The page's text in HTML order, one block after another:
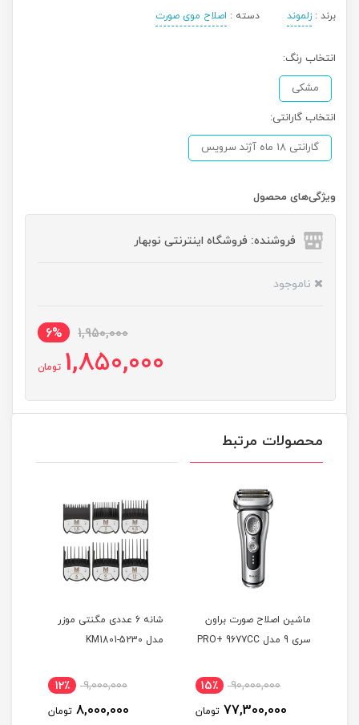
برند : زلموند دسته : اصلاح موی صورت
انتخاب رنگ:
مشکی
انتخاب گارانتی:
گارانتی 18 ماه آژند سرویس
ویژگی‌های محصول
فروشنده: فروشگاه اینترنتی نوبهار
ناموجود
1,950,000
6%
1,850,000 تومان
محصولات مرتبط
ماشین اصلاح صورت براون
سری 9 مدل PRO+ 9677CC
90,000,000 15٪
77,300,000 تومان
شانه 6 عددی مگنتی موزر
مدل KM1801-5230
9,000,000 12٪
8,000,000 تومان